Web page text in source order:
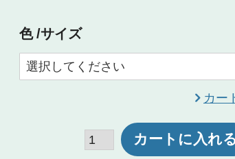
色 サイズ
カー
カートに入れる